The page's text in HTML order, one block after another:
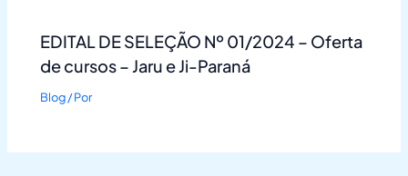
EDITAL DE SELEÇÃO Nº 01/2024 – Oferta
de cursos – Jaru e Ji-Paraná
Blog/ Por